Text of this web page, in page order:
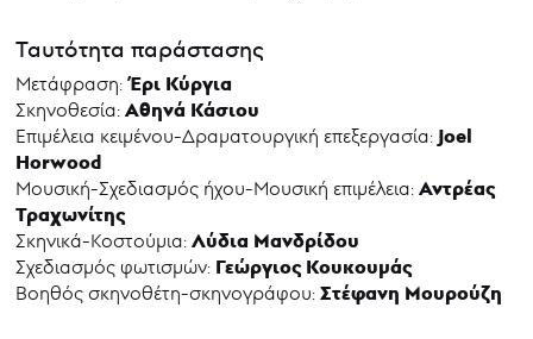
Ταυτότητα παράστασης
Μετάφραση:Έρι Κύργια
Σκηνοθεσία:Αθηνά Κάσιου
Επιμέλεια κειμένου-Δραματουργική επεξεργασία: Joel
Horwood
Μουσική-Σχεδιασμός ήχου-Μουσική επιμέλεια:Αντρέας
Τραχωνίτης
Σκηνικά-Κοστούμια:Λύδια Μανδρίδου
Σχεδιασμός φωτισμών: Γεώργιος Κουκουμάς
Βοηθός σκηνοθέτη-σκηνογράφου:Στέφανη Μουρούζη